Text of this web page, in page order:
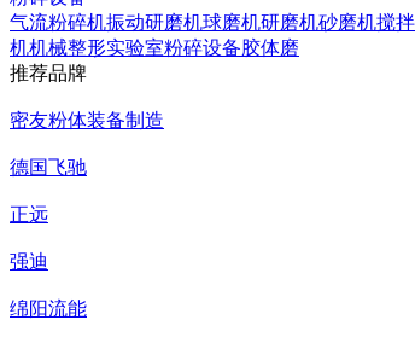
气流粉碎机振动研磨机球磨机研磨机砂磨机搅
机机械整形实验室粉碎设备胶体磨
推荐品牌
密友粉体装备制造
德国飞驰
正远
强迪
绵阳流能